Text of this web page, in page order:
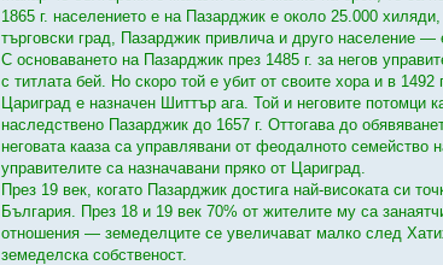
1865 г. населението е на Пазарджик е около 25.000
търговски град, Пазарджик привлича и друго население —
С основаването на Пазарджик през 1485 г. за негов
с титлата бей. Но скоро той е убит от своите хора и в
Цариград е назначен Шиттър ага. Той и неговите потомци
наследствено Пазарджик до 1657 г. Оттогава до
неговата кааза са управлявани от феодалното
управителите са назначавани пряко от Цариград.
През 19 век, когато Пазарджик достига най-високата си
България. През 18 и 19 век 70% от жителите му са
отношения — земеделците се увеличават малко след
земеделска собственост.